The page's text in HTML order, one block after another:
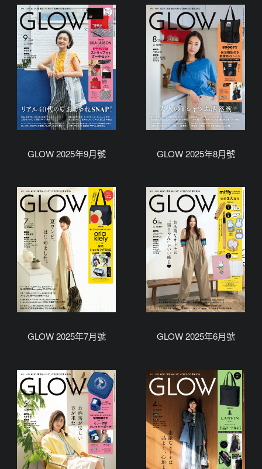
GLOW 2025年9月號 GLOW 2025年8月號
GLOW 2025年7月號 GLOW 2025年6月號